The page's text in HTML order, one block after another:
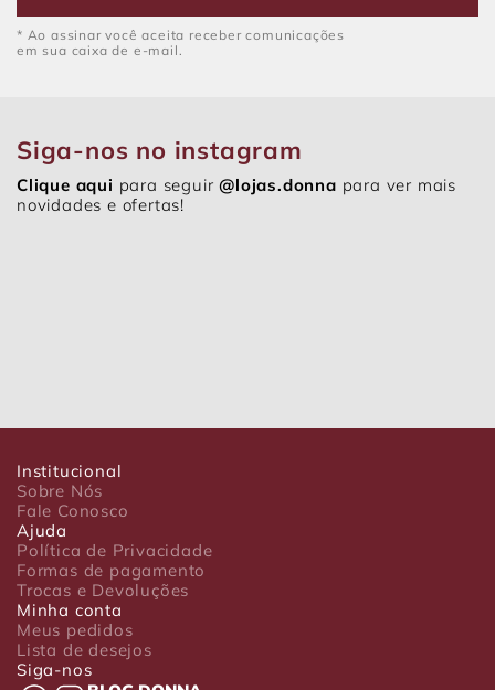
* Ao assinar você aceita receber comunicações
em sua caixa de e-mail.
Siga-nos no instagram
Clique aqui para seguir@lojas.donna para ver mais
novidades e ofertas!
Institucional
Sobre Nós
Fale Conosco
Ajuda
Política de Privacidade
Formas de pagamento
Trocas e Devoluções
Minha conta
Meus pedidos
Lista de desejos
Siga-nos